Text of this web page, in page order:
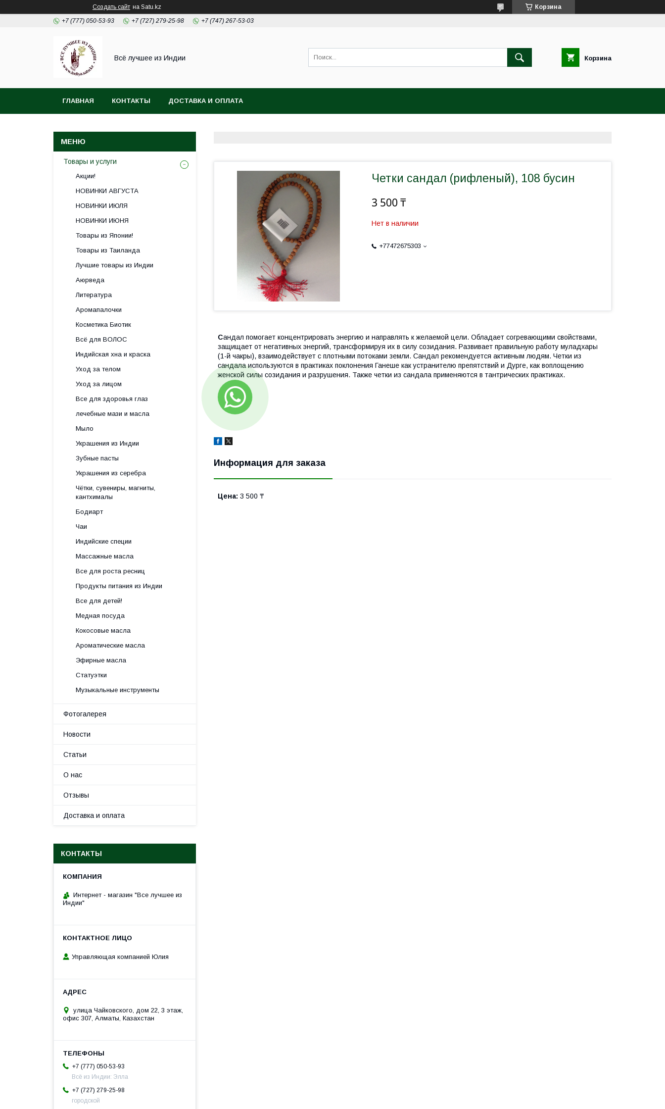
Создать сайт на Satu.kz Корзина
+7 (777) 050-53-93 +7 (727) 279-25-98 +7 (747) 267-53-03
Всё лучшее из Индии Корзина
ГЛАВНАЯ КОНТАКТЫ ДОСТАВКА И ОПЛАТА
Четки сандал (рифленый), 108 бусин
3 500 ₸
Нет в наличии
+77472675303
Сандал помогает концентрировать энергию и направлять к желаемой цели. Обладает согревающими свойствами,
защищает от негативных энергий, трансформируя их в силу созидания. Развивает правильную работу муладхары
(1-й чакры), взаимодействует с плотными потоками земли. Сандал рекомендуется активным людям. Четки из
сандала используются в практиках поклонения Ганеше как устранителю препятствий и Дурге, как воплощению
женской силы созидания и разрушения. Также четки из сандала применяются в тантрических практиках.
Информация для заказа
Цена: 3 500 ₸
Товары и услуги
Акции!
НОВИНКИ АВГУСТА
НОВИНКИ ИЮЛЯ
НОВИНКИ ИЮНЯ
Товары из Японии!
Товары из Таиланда
Лучшие товары из Индии
Аюрведа
Литература
Аромапалочки
Косметика Биотик
Всё для ВОЛОС
Индийская хна и краска
Уход за телом
Уход за лицом
Все для здоровья глаз
лечебные мази и масла
Мыло
Украшения из Индии
Зубные пасты
Украшения из серебра
Чётки, сувениры, магниты,
кантхималы
Бодиарт
Чаи
Индийские специи
Массажные масла
Все для роста ресниц
Продукты питания из Индии
Все для детей!
Медная посуда
Кокосовые масла
Ароматические масла
Эфирные масла
Статуэтки
Музыкальные инструменты
Фотогалерея
Новости
Статьи
О нас
Отзывы
Доставка и оплата
КОНТАКТЫ
Интернет - магазин "Все лучшее из
Индии"
Управляющая компанией Юлия
улица Чайковского, дом 22, 3 этаж,
офис 307, Алматы, Казахстан
+7 (777) 050-53-93
Всё из Индии: Элла
+7 (727) 279-25-98
городской